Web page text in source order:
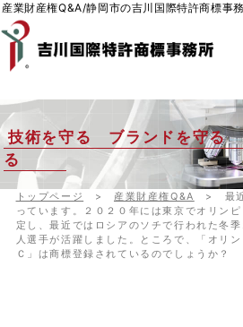
産業財産権Q&A/静岡市の吉川国際特許商標事
技術を守る ブランドを守る
る
トップページ > 産業財産権Q&A > 最
っています。２０２０年には東京でオリン
定し、最近ではロシアのソチで行われた冬
人選手が活躍しました。ところで、「オリ
Ｃ」は商標登録されているのでしょうか？